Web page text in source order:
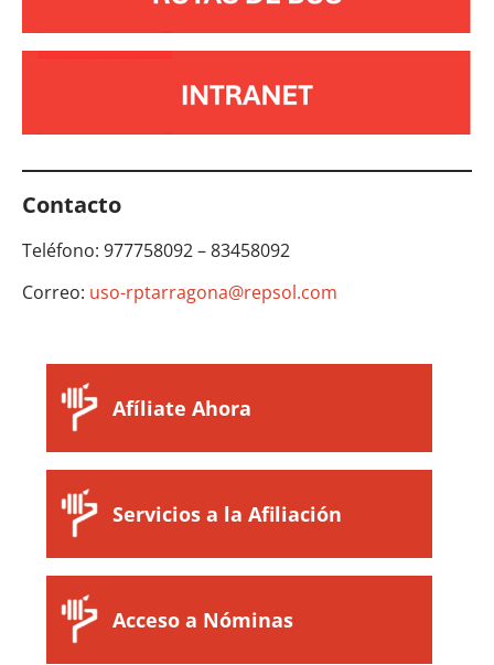
Contacto
Teléfono: 977758092 – 83458092
Correo: uso-rptarragona@repsol.com
Afíliate Ahora
Servicios a la Afiliación
Acceso a Nóminas